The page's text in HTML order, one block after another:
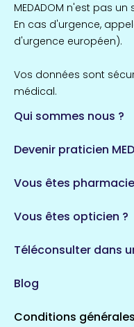
857
124
720
1
1
MEDADOM n'est pas
En cas d'urgence,
d'urgence européen).
Vos données sont
médical.
Qui sommes nous ?
Devenir praticien
Vous êtes
Vous êtes opticien ?
Téléconsulter dans
Blog
Conditions